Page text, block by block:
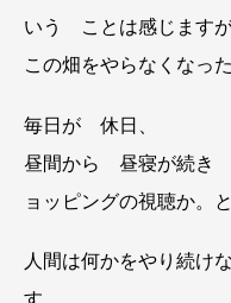
いう ことは感じますが
この畑をやらなくなっ
毎日が 休日、
昼間から 昼寝が続き
ョッピングの視聴か。と
人間は何かをやり続